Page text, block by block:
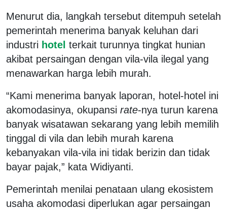
Menurut dia, langkah tersebut ditempuh setelah
pemerintah menerima banyak keluhan dari
industri hotel terkait turunnya tingkat hunian
akibat persaingan dengan vila-vila ilegal yang
menawarkan harga lebih murah.
“Kami menerima banyak laporan, hotel-hotel ini
akomodasinya, okupansi rate-nya turun karena
banyak wisatawan sekarang yang lebih memilih
tinggal di vila dan lebih murah karena
kebanyakan vila-vila ini tidak berizin dan tidak
bayar pajak,” kata Widiyanti.
Pemerintah menilai penataan ulang ekosistem
usaha akomodasi diperlukan agar persaingan